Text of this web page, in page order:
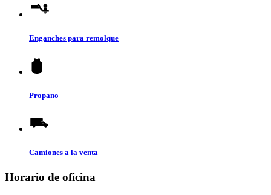
Enganches para remolque
Propano
Camiones a la venta
Horario de oficina